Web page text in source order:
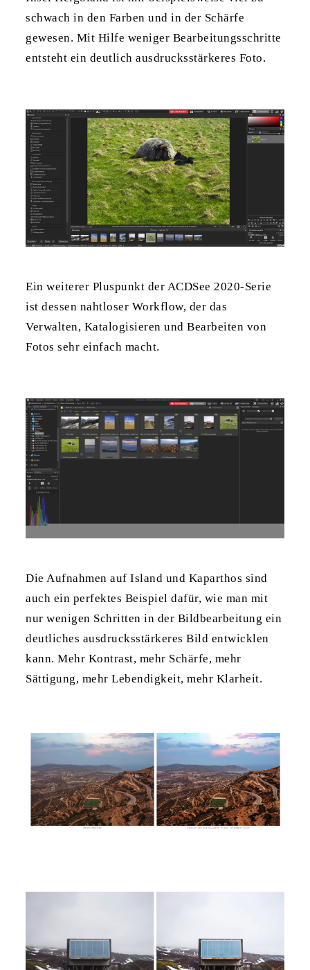
schwach in den Farben und in der Schärfe
gewesen. Mit Hilfe weniger Bearbeitungsschritte
entsteht ein deutlich ausdrucksstärkeres Foto.
Ein weiterer Pluspunkt der ACDSee 2020-Serie
ist dessen nahtloser Workflow, der das
Verwalten, Katalogisieren und Bearbeiten von
Fotos sehr einfach macht.
Die Aufnahmen auf Island und Kaparthos sind
auch ein perfektes Beispiel dafür, wie man mit
nur wenigen Schritten in der Bildbearbeitung ein
deutliches ausdrucksstärkeres Bild entwicklen
kann. Mehr Kontrast, mehr Schärfe, mehr
Sättigung, mehr Lebendigkeit, mehr Klarheit.